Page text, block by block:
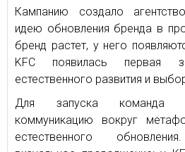
Кампанию создало
идею обновления бренда в
бренд растет, у него
KFC появилась первая
естественного развития и
Для запуска команда
коммуникацию вокруг
естественного